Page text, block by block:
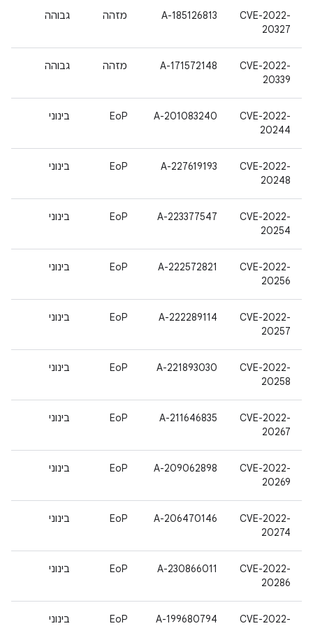
CVE-2022-
20327
A-185126813 מזהה גבוהה
CVE-2022-
20339
A-171572148 מזהה גבוהה
CVE-2022-
20244
A-201083240
EoP בינוני
CVE-2022-
20248
A-227619193
EoP בינוני
CVE-2022-
20254
A-223377547
EoP בינוני
CVE-2022-
20256
A-222572821
EoP בינוני
CVE-2022-
20257
A-222289114
EoP בינוני
CVE-2022-
20258
A-221893030
EoP בינוני
CVE-2022-
20267
A-211646835
EoP בינוני
CVE-2022-
20269
A-209062898
EoP בינוני
CVE-2022-
20274
A-206470146
EoP בינוני
CVE-2022-
20286
A-230866011
EoP בינוני
CVE-2022-
A-199680794
EoP בינוני